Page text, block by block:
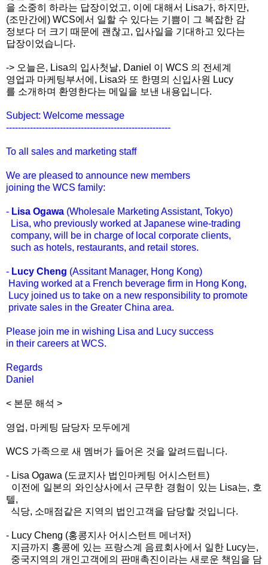
을 소중히 하라는 답장이었고, 이에 대해서 Lisa가, 하지만,
(조만간에) WCS에서 일할 수 있다는 기쁨이 그 복잡한 감
정보다 더 크기 때문에 괜찮고, 입사일을 기대하고 있다는
답장이었습니다.
-> 오늘은, Lisa의 입사첫날, Daniel 이 WCS 의 전세계
영업과 마케팅부서에, Lisa와 또 한명의 신입사원 Lucy
를 소개하며 환영한다는 메일을 보낸 내용입니다.
Subject: Welcome message
-------------------------------------------------------
To all sales and marketing staff
We are pleased to announce new members
joining the WCS family:
- Lisa Ogawa (Wholesale Marketing Assistant, Tokyo)
Lisa, who previously worked at Japanese wine-trading
company, will be in charge of local corporate clients,
such as hotels, restaurants, and retail stores.
- Lucy Cheng (Assitant Manager, Hong Kong)
Having worked at a French beverage firm in Hong Kong,
Lucy joined us to take on a new responsibility to promote
private sales in the Greater China area.
Please join me in wishing Lisa and Lucy success
in their careers at WCS.
Regards
Daniel
< 본문 해석 >
영업, 마케팅 담당자 모두에게
WCS 가족으로 새 멤버가 들어온 것을 알려드립니다.
- Lisa Ogawa (도쿄지사 법인마케팅 어시스턴트)
이전에 일본의 와인상사에서 근무한 경험이 있는 Lisa는, 호
텔,
식당, 소매점같은 지역의 법인고객을 담당할 것입니다.
- Lucy Cheng (홍콩지사 어시스턴트 메너저)
지금까지 홍콩에 있는 프랑스계 음료회사에서 일한 Lucy는,
중국지역의 개인고객에의 판매촉진이라는 새로운 책임을 담